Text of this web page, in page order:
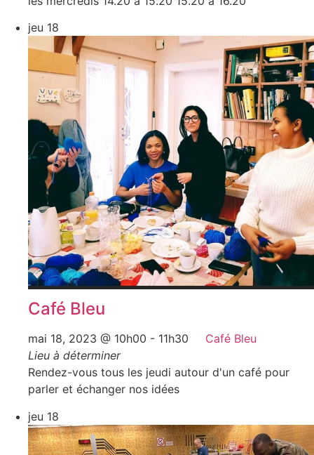
jeu 18
Café Bleu
mai 18, 2023 @ 10h00 - 11h30
Café Bleu
Lieu à déterminer
Rendez-vous tous les jeudi autour d'un café pour
parler et échanger nos idées
jeu 18